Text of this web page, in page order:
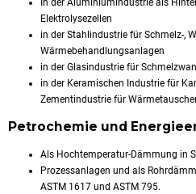
Elektrolysezellen
in der Stahlindustrie für Schmelz-,
Wärmebehandlungsanlagen
in der Glasindustrie für
in der Keramischen Industrie für
Zementindustrie für
Petrochemie und
Als Hochtemperatur-Dämmung in
Prozessanlagen und als
ASTM 1617 und ASTM 795.